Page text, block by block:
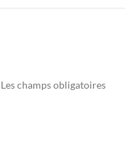
Les champs obligatoires